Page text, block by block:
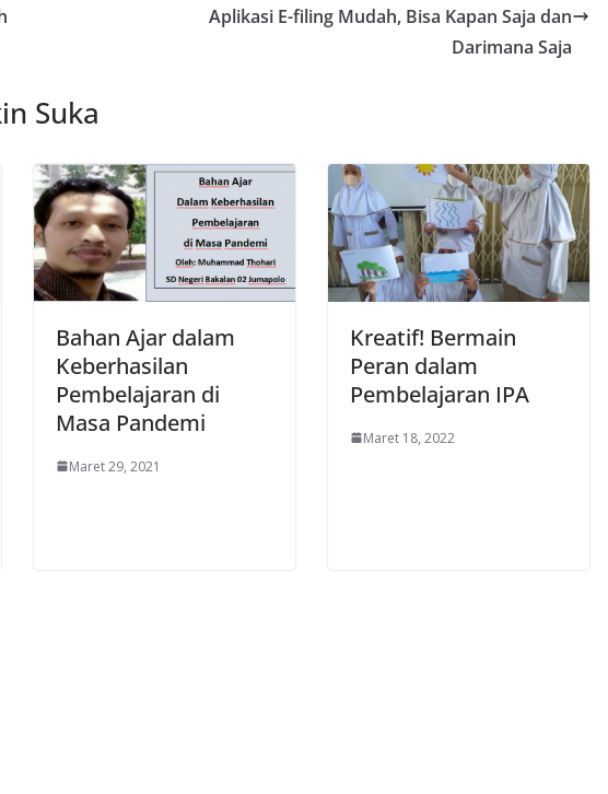
Aplikasi E-filing Mudah, Bisa Kapan Saja dan
Darimana Saja
Suka
Bahan Ajar dalam
Keberhasilan
Pembelajaran di
Masa Pandemi
Maret 29, 2021
Kreatif! Bermain
Peran dalam
Pembelajaran IPA
Maret 18, 2022